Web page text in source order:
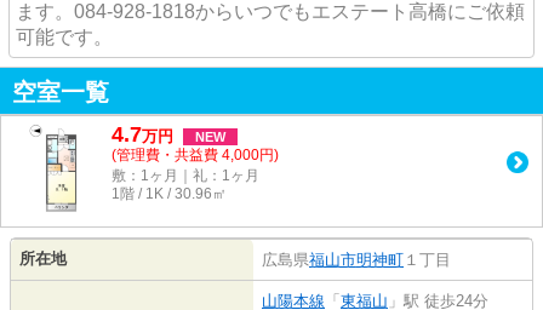
ます。084-928-1818からいつでもエステート高橋にご依頼
可能です。
空室一覧
4.7万円 NEW
(管理費・共益費 4,000円)
敷：1ヶ月｜礼：1ヶ月
1階 / 1K / 30.96㎡
所在地 広島県福山市明神町 １丁目
山陽本線 「 東福山 」駅 徒歩24分